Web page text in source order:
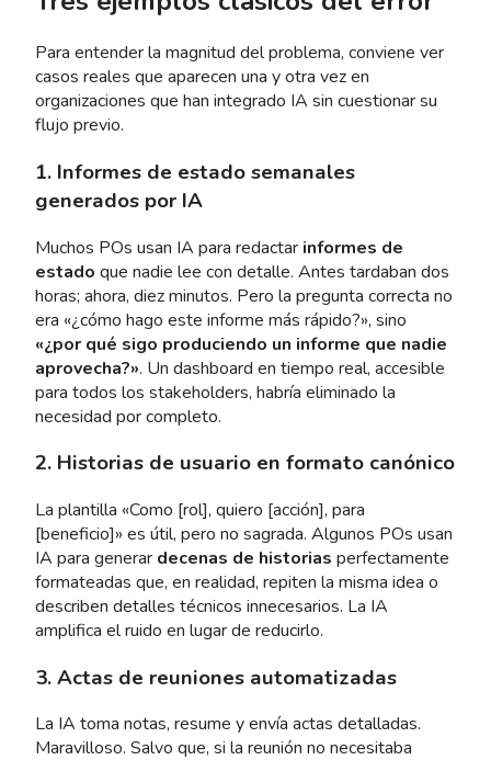
Para entender la magnitud del problema, conviene ver
casos reales que aparecen una y otra vez en
organizaciones que han integrado IA sin cuestionar su
flujo previo.
1. Informes de estado semanales
generados por IA
Muchos POs usan IA para redactar informes de
estado que nadie lee con detalle. Antes tardaban dos
horas; ahora, diez minutos. Pero la pregunta correcta no
era «¿cómo hago este informe más rápido?», sino
«¿por qué sigo produciendo un informe que nadie
aprovecha?». Un dashboard en tiempo real, accesible
para todos los stakeholders, habría eliminado la
necesidad por completo.
2. Historias de usuario en formato canónico
La plantilla «Como [rol], quiero [acción], para
[beneficio]» es útil, pero no sagrada. Algunos POs usan
IA para generar decenas de historias perfectamente
formateadas que, en realidad, repiten la misma idea o
describen detalles técnicos innecesarios. La IA
amplifica el ruido en lugar de reducirlo.
3. Actas de reuniones automatizadas
La IA toma notas, resume y envía actas detalladas.
Maravilloso. Salvo que, si la reunión no necesitaba